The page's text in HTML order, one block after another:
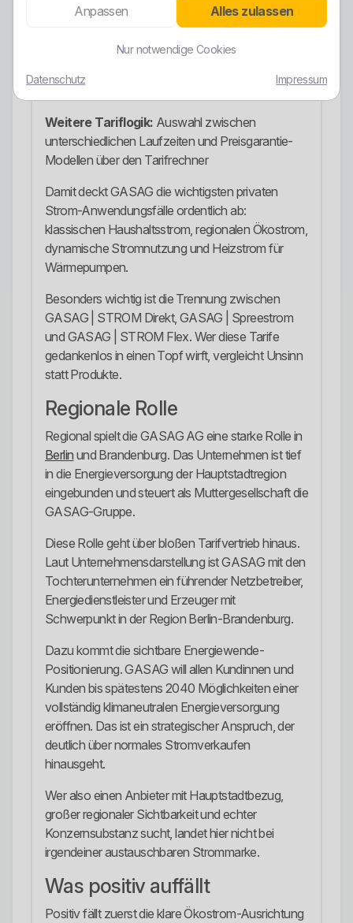
Dynamischer Tarif:
GASAG | STROM Flex
Weitere Tariflogik: Auswahl zwischen
unterschiedlichen Laufzeiten und Preisgarantie-
Modellen über den Tarifrechner
Damit deckt GASAG die wichtigsten privaten
Strom-Anwendungsfälle ordentlich ab:
klassischen Haushaltsstrom, regionalen Ökostrom,
dynamische Stromnutzung und Heizstrom für
Wärmepumpen.
Besonders wichtig ist die Trennung zwischen
GASAG | STROM Direkt, GASAG | Spreestrom
und GASAG | STROM Flex. Wer diese Tarife
gedankenlos in einen Topf wirft, vergleicht Unsinn
statt Produkte.
Regionale Rolle
Regional spielt die GASAG AG eine starke Rolle in
Berlin und Brandenburg. Das Unternehmen ist tief
in die Energieversorgung der Hauptstadtregion
eingebunden und steuert als Muttergesellschaft die
GASAG-Gruppe.
Diese Rolle geht über bloßen Tarifvertrieb hinaus.
Laut Unternehmensdarstellung ist GASAG mit den
Tochterunternehmen ein führender Netzbetreiber,
Energiedienstleister und Erzeuger mit
Schwerpunkt in der Region Berlin-Brandenburg.
Dazu kommt die sichtbare Energiewende-
Positionierung. GASAG will allen Kundinnen und
Kunden bis spätestens 2040 Möglichkeiten einer
vollständig klimaneutralen Energieversorgung
eröffnen. Das ist ein strategischer Anspruch, der
deutlich über normales Stromverkaufen
hinausgeht.
Wer also einen Anbieter mit Hauptstadtbezug,
großer regionaler Sichtbarkeit und echter
Konzernsubstanz sucht, landet hier nicht bei
irgendeiner austauschbaren Strommarke.
Was positiv auffällt
Positiv fällt zuerst die klare Ökostrom-Ausrichtung
Anpassen Alles zulassen
Nur notwendige Cookies
Datenschutz Impressum